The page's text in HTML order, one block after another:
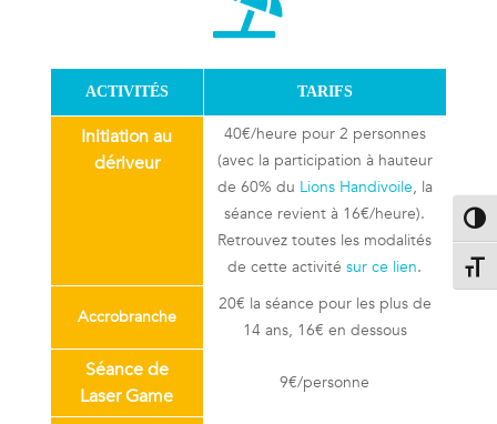
ACTIVITÉS TARIFS
Initiation au
dériveur
40€/heure pour 2 personnes
(avec la participation à hauteur
de 60% du Lions Handivoile, la
séance revient à 16€/heure).
Retrouvez toutes les modalités
de cette activitésur ce lien.
Accrobranche
20€ la séance pour les plus de
14 ans, 16€ en dessous
Séance de
Laser Game
9€/personne